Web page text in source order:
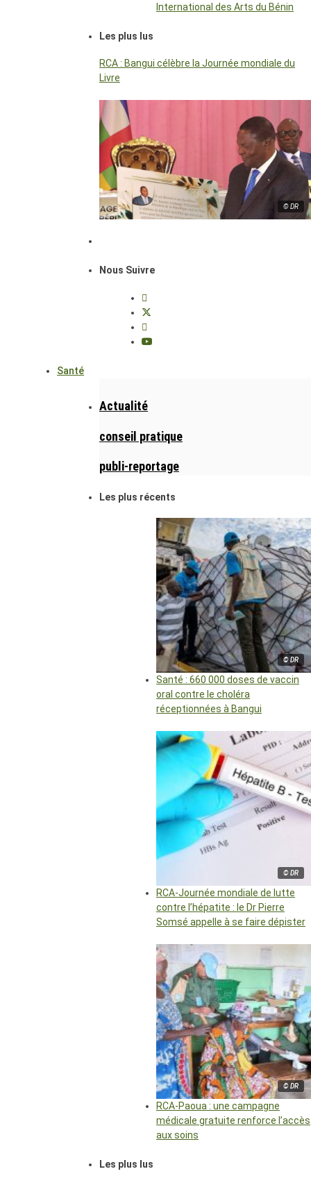
International des Arts du Bénin
Les plus lus
RCA : Bangui célèbre la Journée mondiale du
Livre
© DR
Nous Suivre
Santé
Actualité
conseil pratique
publi-reportage
Les plus récents
© DR
Santé : 660 000 doses de vaccin
oral contre le choléra
réceptionnées à Bangui
© DR
RCA-Journée mondiale de lutte
contre l’hépatite : le Dr Pierre
Somsé appelle à se faire dépister
© DR
RCA-Paoua : une campagne
médicale gratuite renforce l’accès
aux soins
Les plus lus